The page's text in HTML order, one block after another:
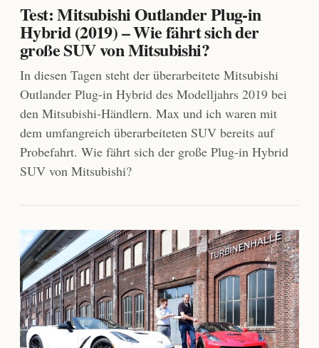
Test: Mitsubishi Outlander Plug-in
Hybrid (2019) – Wie fährt sich der
große SUV von Mitsubishi?
In diesen Tagen steht der überarbeitete Mitsubishi
Outlander Plug-in Hybrid des Modelljahrs 2019 bei
den Mitsubishi-Händlern. Max und ich waren mit
dem umfangreich überarbeiteten SUV bereits auf
Probefahrt. Wie fährt sich der große Plug-in Hybrid
SUV von Mitsubishi?